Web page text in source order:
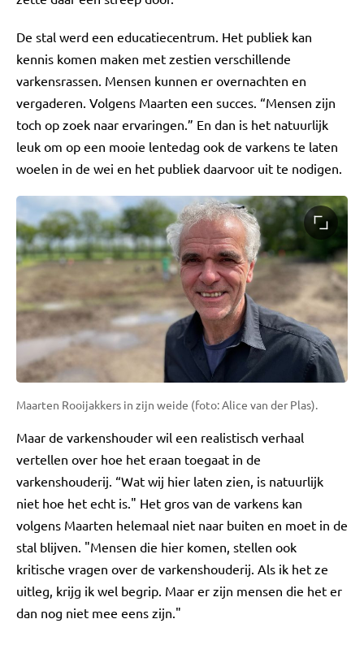
De stal werd een educatiecentrum. Het publiek kan
kennis komen maken met zestien verschillende
varkensrassen. Mensen kunnen er overnachten en
vergaderen. Volgens Maarten een succes. “Mensen zijn
toch op zoek naar ervaringen.” En dan is het natuurlijk
leuk om op een mooie lentedag ook de varkens te laten
woelen in de wei en het publiek daarvoor uit te nodigen.
Maarten Rooijakkers in zijn weide (foto: Alice van der Plas).
Maar de varkenshouder wil een realistisch verhaal
vertellen over hoe het eraan toegaat in de
varkenshouderij. “Wat wij hier laten zien, is natuurlijk
niet hoe het echt is." Het gros van de varkens kan
volgens Maarten helemaal niet naar buiten en moet in de
stal blijven. "Mensen die hier komen, stellen ook
kritische vragen over de varkenshouderij. Als ik het ze
uitleg, krijg ik wel begrip. Maar er zijn mensen die het er
dan nog niet mee eens zijn."